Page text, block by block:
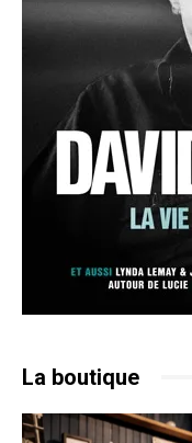
La boutique